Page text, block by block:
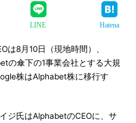
LINE Hatena
は8月10日（現地時間）、
の傘下の1事業会社とする大規
株はAlphabet株に移行す
ジ氏はAlphabetのCEOに、サ